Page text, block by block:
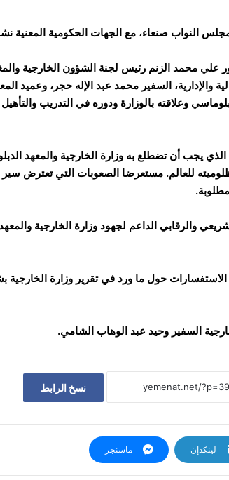
النواب صنعاء، مع الجهات الحكومية المعنية
علي محمد الزنم رئيس لجنة الشؤون الخارجية
والإدارية، السفير محمد عبد الإله حجر، وعميد
وعلاقته بالوزارة ودوره في التدريب
الذي يجب أن تضطلع به وزارة الخارجية والمعهد
للعالم. مستعرضا الصعوبات التي تعترض سير
والرقابي الداعم لجهود وزارة الخارجية
الاستفسارات حول ما ورد في تقرير وزارة
السفير وحيد عبد الوهاب الشامي.
نسخ الرابط
لينكدإن ماسنجر